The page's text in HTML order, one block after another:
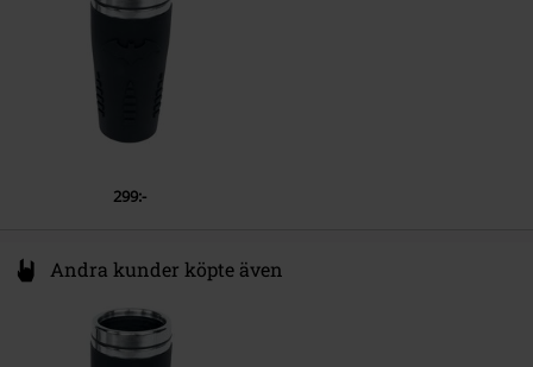
299:-
Andra kunder köpte även